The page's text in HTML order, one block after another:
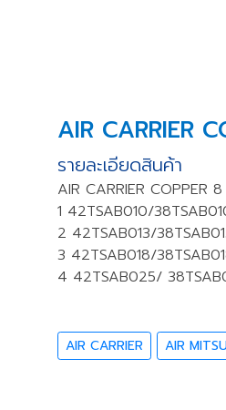
AIR CARRIER
รายละเอียดสินค้า
AIR CARRIER COPPER
1 42TSAB010/
2 42TSAB013/
3 42TSAB018/
4 42TSAB025/
AIR CARRIER AIR